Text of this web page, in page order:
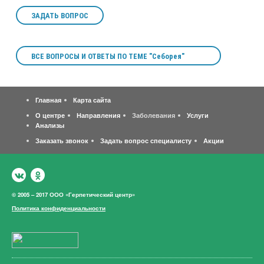
ЗАДАТЬ ВОПРОС
ВСЕ ВОПРОСЫ И ОТВЕТЫ ПО ТЕМЕ "Себорея"
Главная
Карта сайта
О центре
Направления Заболевания
Услуги
Анализы
Заказать звонок
Задать вопрос специалисту Акции
© 2005 – 2017 ООО «Герпетический центр»
Политика конфиденциальности